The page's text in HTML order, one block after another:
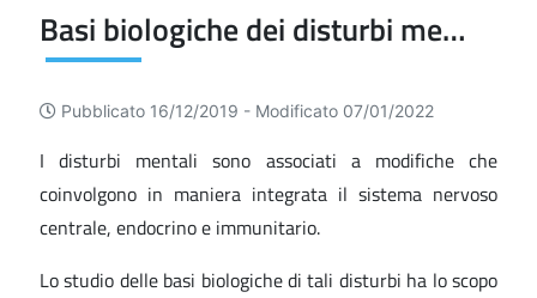
Basi biologiche dei disturbi mentali e comportamentali
Pubblicato 16/12/2019 - Modificato 07/01/2022
I disturbi mentali sono associati a modifiche che
coinvolgono in maniera integrata il sistema nervoso
centrale, endocrino e immunitario.
Lo studio delle basi biologiche di tali disturbi ha lo scopo